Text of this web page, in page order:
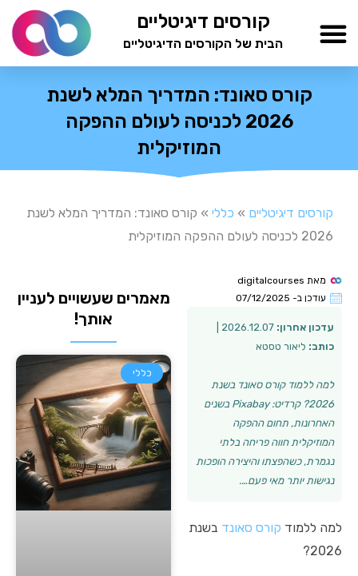
לתוכן
קורסים דיגיטליים
הבית של הקורסים הדיגיטליים
קורס סאונד: המדריך המלא לשנת
2026 לכניסה לעולם ההפקה
המוזיקלית
קורסים דיגיטליים » כללי » קורס סאונד: המדריך המלא לשנת
2026 לכניסה לעולם ההפקה המוזיקלית
מאת
עודכן ב- 07/12/2025
עדכון אחרון:
כותב: ליאור טסטא
למה ללמוד קורס סאונד בשנת
2026? קרדיט: Pixabay בשנים
האחרונות, תחום ההפקה
המוזיקלית חווה פריחה בלתי
נגמרת, כשהפצתו והיצירה הופכות
נגישות יותר מאי פעם….
למה ללמוד קורס סאונד בשנת
2026?
מאמרים שעשויים לעניין
אותך!
כללי